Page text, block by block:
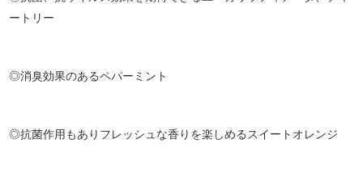
ートリー
◎消臭効果のあるペパーミント
◎抗菌作用もありフレッシュな香りを楽しめるスイートオレンジ